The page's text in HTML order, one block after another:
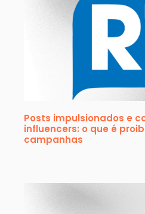
Posts impulsionados e
influencers: o que é
campanhas